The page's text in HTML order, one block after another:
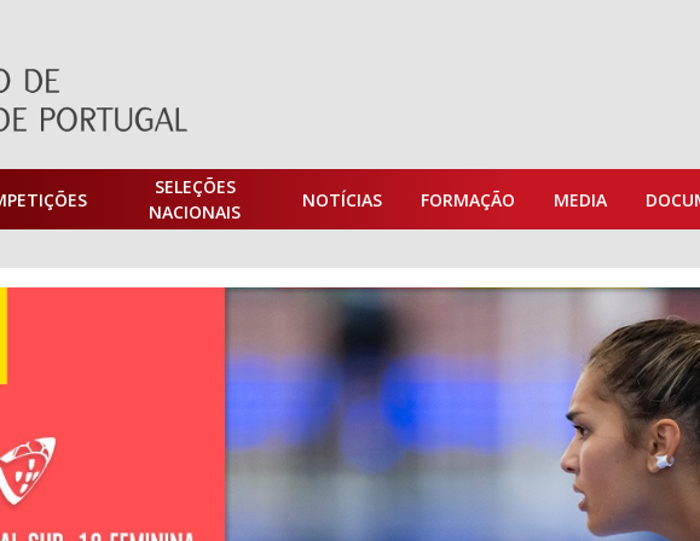
SELEÇÕES
NACIONAIS
NOTÍCIAS FORMAÇÃO MEDIA